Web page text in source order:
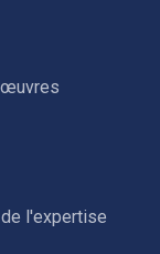
l'expertise